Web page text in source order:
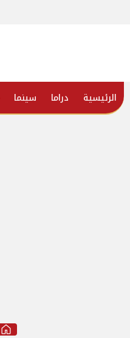
الرئيسية دراما سينما